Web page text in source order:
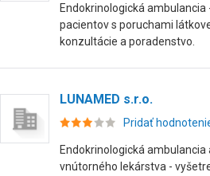
Endokrinologická ambulancia
pacientov s poruchami
konzultácie a poradenstvo.
LUNAMED s.r.o.
Pridať
Endokrinologická ambulancia
vnútorného lekárstva -